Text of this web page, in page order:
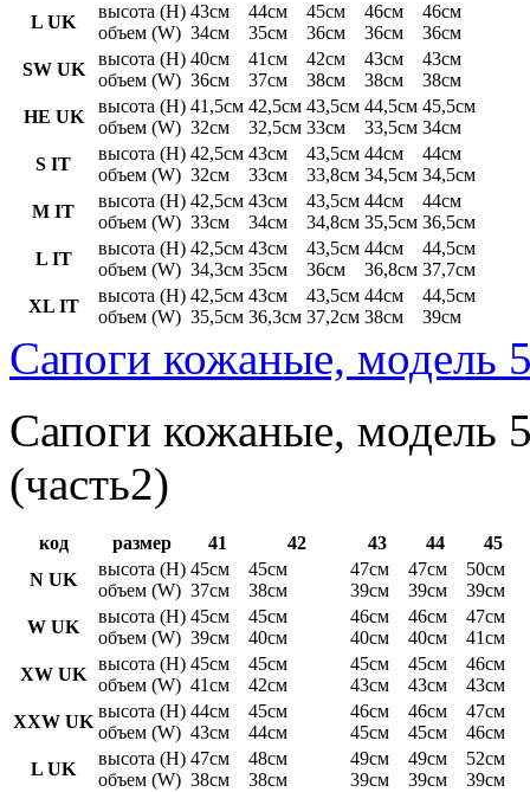
L UK
высота (H)
объем (W)
43см
34см
44см
35см
45см
36см
46см
36см
46см
36см
SW UK
высота (H)
объем (W)
40см
36см
41см
37см
42см
38см
43см
38см
43см
38см
HE UK
высота (H)
объем (W)
41,5см
32см
42,5см
32,5см
43,5см
33см
44,5см
33,5см
45,5см
34см
S IT
высота (H)
объем (W)
42,5см
32см
43см
33см
43,5см
33,8см
44см
34,5см
44см
34,5см
M IT
высота (H)
объем (W)
42,5см
33см
43см
34см
43,5см
34,8см
44см
35,5см
44см
36,5см
L IT
высота (H)
объем (W)
42,5см
34,3см
43см
35см
43,5см
36см
44см
36,8см
44,5см
37,7см
XL IT
высота (H)
объем (W)
42,5см
35,5см
43см
36,3см
43,5см
37,2см
44см
38см
44,5см
39см
Сапоги кожаные, модель
Сапоги кожаные, модель
(часть2)
код размер 41 42 43 44
45
N UK
высота (H)
объем (W)
45см
37см
45см
38см
47см
39см
47см
39см
50см
39см
W UK
высота (H)
объем (W)
45см
39см
45см
40см
46см
40см
46см
40см
47см
41см
XW UK
высота (H)
объем (W)
45см
41см
45см
42см
45см
43см
45см
43см
46см
43см
XXW UK
высота (H)
объем (W)
44см
43см
45см
44см
46см
45см
46см
45см
47см
46см
L UK
высота (H)
объем (W)
47см
38см
48см
38см
49см
39см
49см
39см
52см
39см